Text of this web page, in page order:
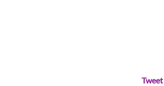
Tweet